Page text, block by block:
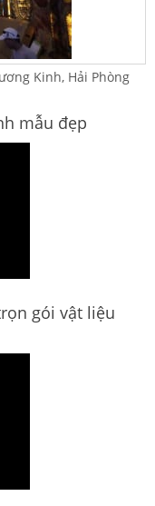
Kinh, Hải Phòng
mẫu đẹp
gói vật liệu